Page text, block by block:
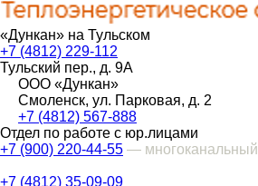
«Дункан» на Тульском
+7 (4812) 229-112
Тульский пер., д. 9А
ООО «Дункан»
Смоленск, ул. Парковая, д. 2
+7 (4812) 567-888
Отдел по работе с юр.лицами
+7 (900) 220-44-55 — многоканальный
+7 (4812) 35-09-09